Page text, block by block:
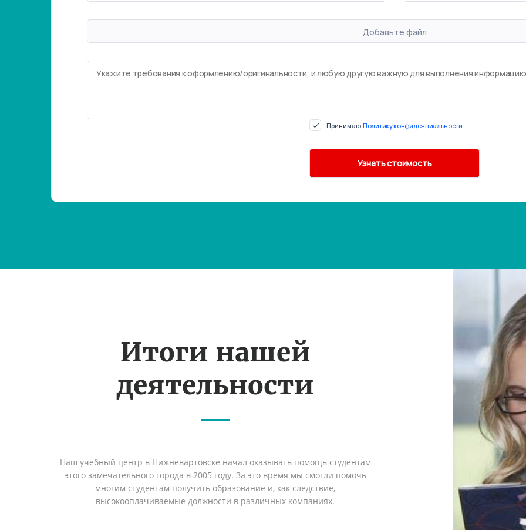
Добавьте файл
Принимаю Политику конфиденциальности
Итоги нашей
деятельности
Наш учебный центр в Нижневартовске начал оказывать помощь студентам
этого замечательного города в 2005 году. За это время мы смогли помочь
многим студентам получить образование и, как следствие,
высокооплачиваемые должности в различных компаниях.